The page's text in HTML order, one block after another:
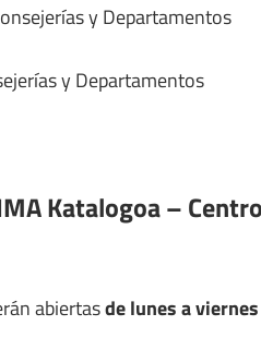
y Departamentos
y Departamentos
Katalogoa –
abiertasde lunes a viernes